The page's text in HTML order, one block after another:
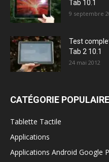
Tab 10.1
9 septembre
Test
Tab 2 10.1
24 mai 2012
CATÉGORIE POPULAIRE
Tablette Tactile
Applications
Applications Android Google